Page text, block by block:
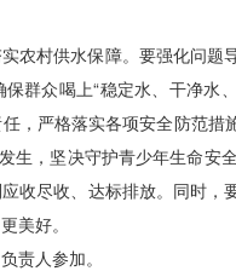
农村供水保障。要强化问
群众喝上“稳定水、干净水
，严格落实各项安全防范
生，坚决守护青少年生命安
收尽收、达标排放。同时
美好。
责人参加。